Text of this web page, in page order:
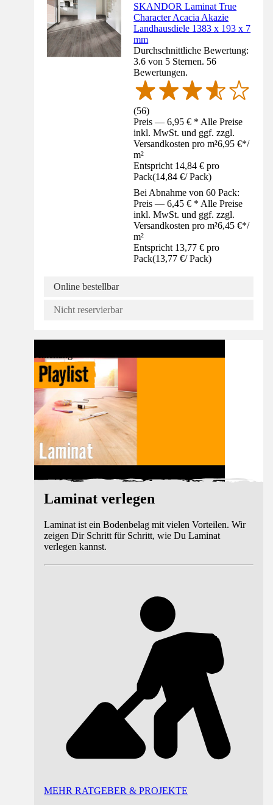
SKANDOR Laminat True
Character Acacia Akazie
Landhausdiele 1383 x 193 x 7
mm
Durchschnittliche Bewertung:
3.6 von 5 Sternen. 56
Bewertungen.
(56)
Preis — 6,95 € * Alle Preise
inkl. MwSt. und ggf. zzgl.
Versandkosten pro m²6,95 €*/
m²
Entspricht 14,84 € pro
Pack(14,84 €/ Pack)
Bei Abnahme von 60 Pack:
Preis — 6,45 € * Alle Preise
inkl. MwSt. und ggf. zzgl.
Versandkosten pro m²6,45 €*/
m²
Entspricht 13,77 € pro
Pack(13,77 €/ Pack)
Online bestellbar
Nicht reservierbar
Laminat verlegen
Laminat ist ein Bodenbelag mit vielen Vorteilen. Wir
zeigen Dir Schritt für Schritt, wie Du Laminat
verlegen kannst.
MEHR RATGEBER & PROJEKTE